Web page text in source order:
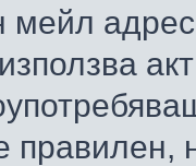
мейл
правилен,